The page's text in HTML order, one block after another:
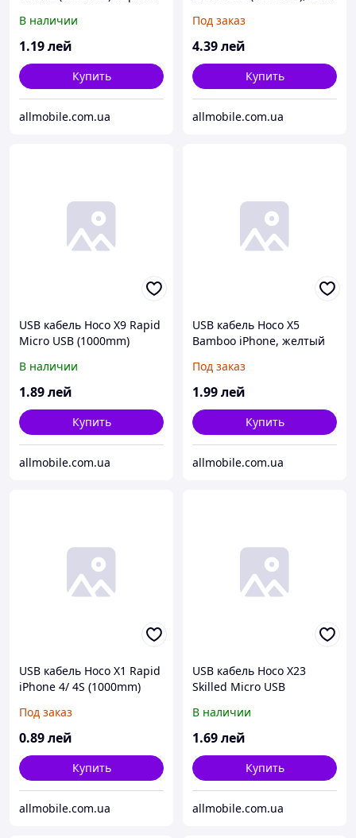
В наличии
1.19лей
Купить
allmobile.com.ua
Под заказ
4.39лей
Купить
allmobile.com.ua
USB кабель Hoco X9 Rapid
Micro USB (1000mm)
В наличии
1.89лей
Купить
allmobile.com.ua
USB кабель Hoco X5
Bamboo iPhone, желтый
Под заказ
1.99лей
Купить
allmobile.com.ua
USB кабель Hoco X1 Rapid
iPhone 4/ 4S (1000mm)
Под заказ
0.89лей
Купить
allmobile.com.ua
USB кабель Hoco X23
Skilled Micro USB
В наличии
1.69лей
Купить
allmobile.com.ua